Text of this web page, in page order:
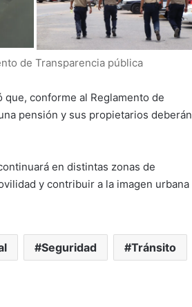
de Transparencia pública
conforme al Reglamento de
pensión y sus propietarios deberán
en distintas zonas de
y contribuir a la imagen urbana
Seguridad Tránsito